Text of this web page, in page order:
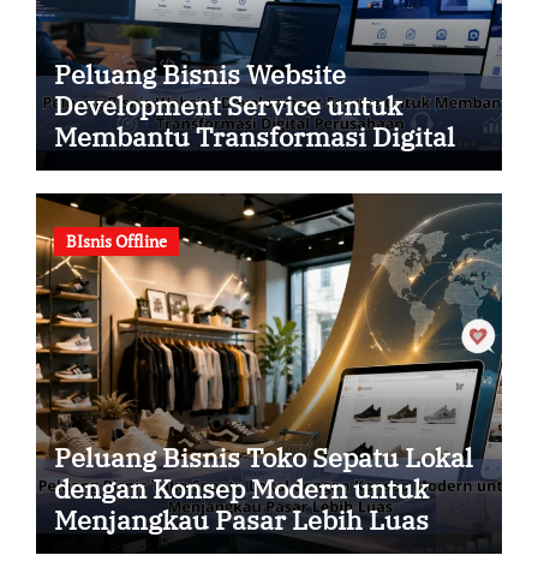
Peluang Bisnis Website
Development Service untuk
Membantu Transformasi Digital
Perusahaan
BIsnis Offline
Peluang Bisnis Toko Sepatu Lokal
dengan Konsep Modern untuk
Menjangkau Pasar Lebih Luas